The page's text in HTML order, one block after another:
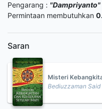
Pengarang : "Dampriyanto"
Permintaan membutuhkan
Saran
Misteri
Bediuzzaman